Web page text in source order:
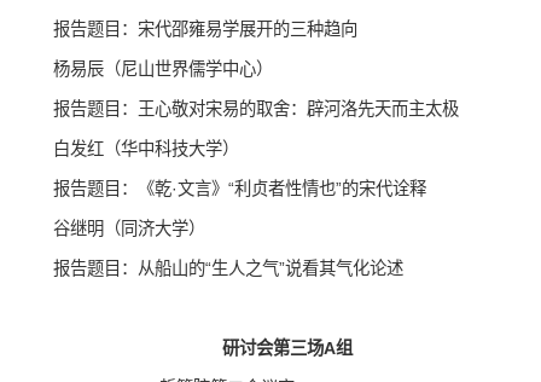
报告题目：宋代邵雍易学展开的三种趋向
杨易辰（尼山世界儒学中心）
报告题目：王心敬对宋易的取舍：辟河洛先天而主太极
白发红（华中科技大学）
报告题目：《乾·文言》“利贞者性情也”的宋代诠释
谷继明（同济大学）
报告题目：从船山的“生人之气”说看其气化论述
研讨会第三场A组